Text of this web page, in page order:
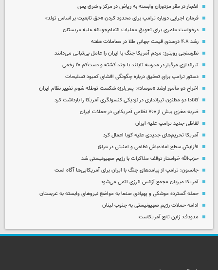
انفجار در مقر مزدوران وابسته به ریاض در مرکز و شرق یمن
فرمان اجرایی دوباره ترامپ برای محدود کردن «حق تابعیت بر اساس تولد»
درخواست عامری برای تعویق عملیات انتقام‌جویانه علیه عربستان
رشد ۴.۸ درصدی قیمت جهانی طلا در معاملات هفته
نظرسنجی رویترز: مردم آمریکا جنگ با ایران را عامل بی‌ثباتی می‌دانند
تیراندازی مرگبار در مدرسه‌ تایلند با چند کشته و دست‌کم ۲۰ زخمی
دستور ترامپ برای تحقیق درباره چگونگی افشای کمبود تسلیحات
اخراج دو مأمور ارشد «موساد»؛ پس‌لرزه شکست توطئه شوم تغییر نظام ایران
کانادا دو مظنون تیراندازی در نزدیکی کنسولگری آمریکا را بازداشت کرد
ضربه مغزی بیش از ۷۰۰ نظامی آمریکایی در حملات ایران
لفاظی جدید ترامپ علیه ایران
آمریکا تحریم‌های جدیدی علیه کوبا اعمال کرد
افزایش سطح آماده‌باش نظامی و امنیتی در عراق
حزب‌الله خواستار توقف مذاکرات با رژیم صهیونیستی شد
جانسون: ترامپ از پیامدهای جنگ با ایران برای آمریکایی‌ها آگاه است
آمریکا میزبان مجمع آژانس انرژی اتمی می‌شود
حمله گسترده موشکی و پهپادی صنعا به مواضع نیروهای وابسته به عربستان
ادامه حملات رژیم صهیونیستی به جنوب لبنان
مدودف: ژاپن تابع آمریکاست